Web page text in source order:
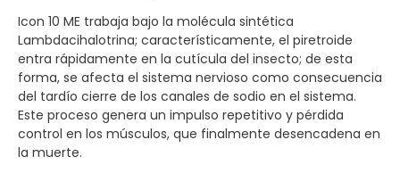
Icon 10 ME trabaja bajo la molécula sintética
Lambdacihalotrina; característicamente, el piretroide
entra rápidamente en la cutícula del insecto; de esta
forma, se afecta el sistema nervioso como consecuencia
del tardío cierre de los canales de sodio en el sistema.
Este proceso genera un impulso repetitivo y pérdida
control en los músculos, que finalmente desencadena en
la muerte.